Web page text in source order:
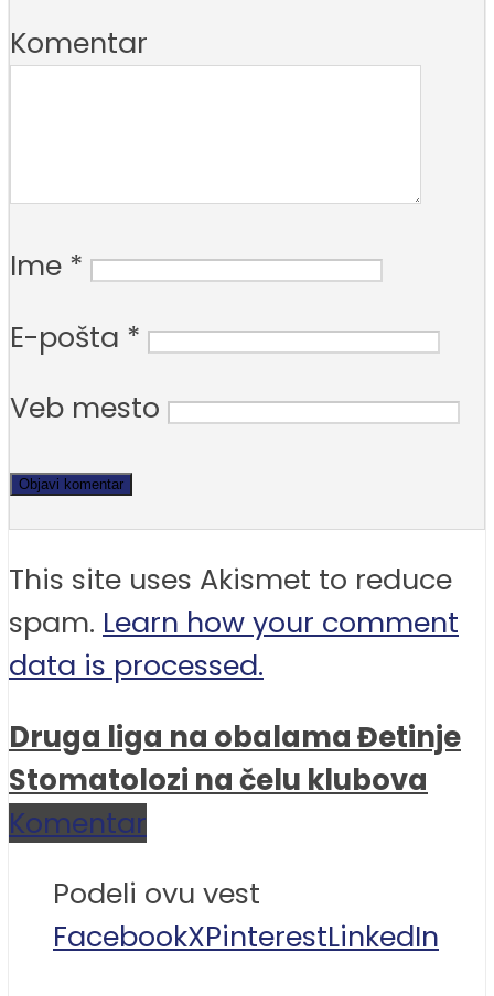
Komentar
Ime *
E-pošta *
Veb mesto
This site uses Akismet to reduce
spam. Learn how your comment
data is processed.
Druga liga na obalama Đetinje
Stomatolozi na čelu klubova
Komentar
Podeli ovu vest
FacebookXPinterestLinkedIn